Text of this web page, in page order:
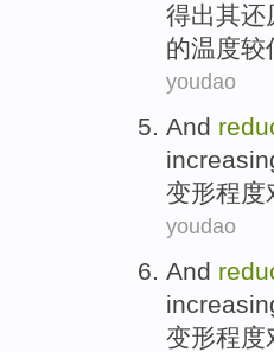
得出其还
的温度较
youdao
And
变形程度
youdao
And
变形程度